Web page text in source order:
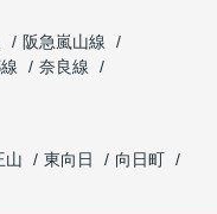
阪急嵐山線
奈良線
山 東向日
向日町